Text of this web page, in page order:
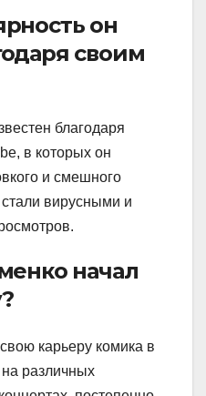
он
своим
благодаря
в которых он
и смешного
вирусными и
начал
карьеру комика в
различных